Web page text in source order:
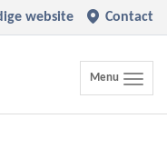
Contact
website
Toggle
navigation
Menu